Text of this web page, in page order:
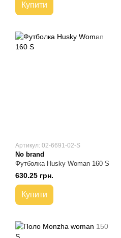
Купити
Артикул: 02-6691-02-S
No brand
Футболка Husky Woman 160 S
630.25 грн.
Купити